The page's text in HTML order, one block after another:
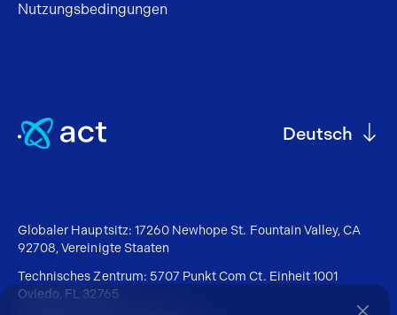
Nutzungsbedingungen
Deutsch
Globaler Hauptsitz: 17260 Newhope St. Fountain Valley, CA
92708, Vereinigte Staaten
Technisches Zentrum: 5707 Punkt Com Ct. Einheit 1001
Oviedo, FL 32765